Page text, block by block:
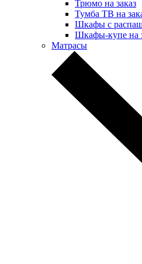
Трюмо на заказ
Тумба ТВ на
Шкафы с
Шкафы-купе на
Матрасы